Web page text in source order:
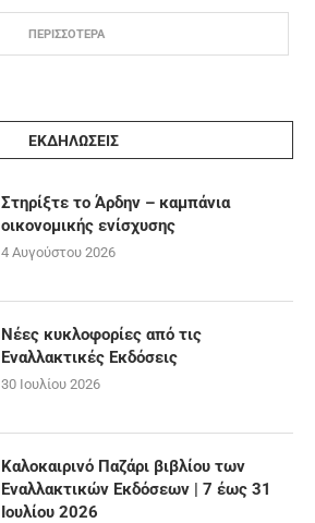
ΠΕΡΙΣΣΟΤΕΡΑ
ΕΚΔΗΛΩΣΕΙΣ
Στηρίξτε το Άρδην – καμπάνια
οικονομικής ενίσχυσης
4 Αυγούστου 2026
Νέες κυκλοφορίες από τις
Εναλλακτικές Εκδόσεις
30 Ιουλίου 2026
Καλοκαιρινό Παζάρι βιβλίου των
Εναλλακτικών Εκδόσεων | 7 έως 31
Ιουλίου 2026